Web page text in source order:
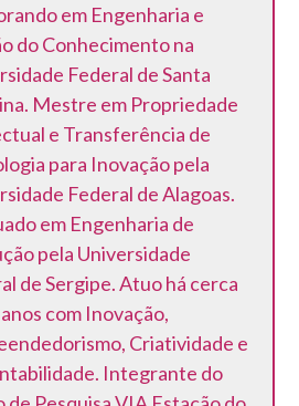
em Engenharia e
do Conhecimento na
Federal de Santa
Mestre em Propriedade
e Transferência de
para Inovação pela
Federal de Alagoas.
em Engenharia de
pela Universidade
de Sergipe. Atuo há cerca
com Inovação,
Criatividade e
Integrante do